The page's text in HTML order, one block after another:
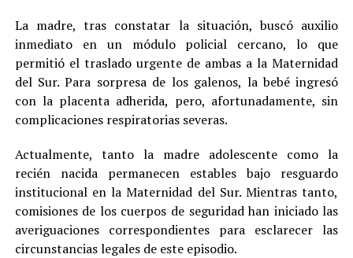
La madre, tras constatar la situación, buscó auxilio
inmediato en un módulo policial cercano, lo que
permitió el traslado urgente de ambas a la Maternidad
del Sur. Para sorpresa de los galenos, la bebé ingresó
con la placenta adherida, pero, afortunadamente, sin
complicaciones respiratorias severas.
Actualmente, tanto la madre adolescente como la
recién nacida permanecen estables bajo resguardo
institucional en la Maternidad del Sur. Mientras tanto,
comisiones de los cuerpos de seguridad han iniciado las
averiguaciones correspondientes para esclarecer las
circunstancias legales de este episodio.